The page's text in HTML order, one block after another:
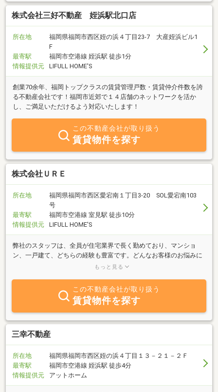
株式会社三好不動産 姪浜駅北口店
所在地
福岡県福岡市西区姪の浜４丁目23-7 大産姪浜ビル1
F
最寄駅
福岡市空港線 姪浜駅 徒歩1分
情報提供元
LIFULL HOME'S
創業70余年、福岡トップクラスの賃貸管理戸数・賃貸仲介件数を誇
る不動産会社です！福岡市近郊で１４店舗のネットワークを活か
し、ご満足いただけるよう対応いたします！
この不動産会社が取り扱う
賃貸物件を探す
株式会社ＵＲＥ
所在地
福岡県福岡市西区愛宕南１丁目3-20 SOL愛宕南103
号
最寄駅
福岡市空港線 室見駅 徒歩10分
情報提供元
LIFULL HOME'S
弊社のスタッフは、全員が住宅業界で長く勤めており、マンショ
ン、一戸建て、どちらの経験も豊富です。どんなお客様のお悩みに
も対応でき、何と言っても対応が早く、的確なアドバイスが可能で
もっと見る
この不動産会社が取り扱う
賃貸物件を探す
三幸不動産
所在地
福岡県福岡市西区姪の浜４丁目１３－２１－２Ｆ
最寄駅
福岡市空港線 姪浜駅 徒歩4分
情報提供元
アットホーム